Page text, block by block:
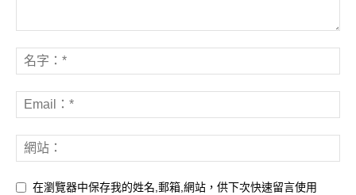
在瀏覽器中保存我的姓名,郵箱,網站，供下次快速留言使用